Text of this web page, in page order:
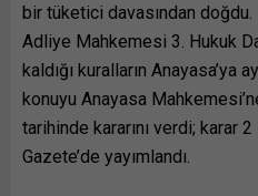
bir tüketici davasından
Adliye Mahkemesi 3. Hukuk
kaldığı kuralların Anayasa’ya
konuyu Anayasa
tarihinde kararını verdi; karar
Gazete’de yayımlandı.